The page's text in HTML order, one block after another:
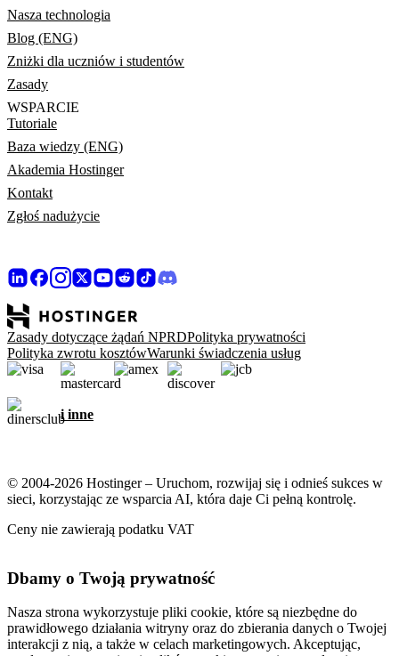
Nasza technologia
Blog (ENG)
Zniżki dla uczniów i studentów
Zasady
WSPARCIE
Tutoriale
Baza wiedzy (ENG)
Akademia Hostinger
Kontakt
Zgłoś nadużycie
Zasady dotyczące żądań NPRDPolityka prywatności
Polityka zwrotu kosztówWarunki świadczenia usług
i inne
© 2004-2026 Hostinger – Uruchom, rozwijaj się i odnieś sukces w
sieci, korzystając ze wsparcia AI, która daje Ci pełną kontrolę.
Ceny nie zawierają podatku VAT
Dbamy o Twoją prywatność
Nasza strona wykorzystuje pliki cookie, które są niezbędne do
prawidłowego działania witryny oraz do zbierania danych o Twojej
interakcji z nią, a także w celach marketingowych. Akceptując,